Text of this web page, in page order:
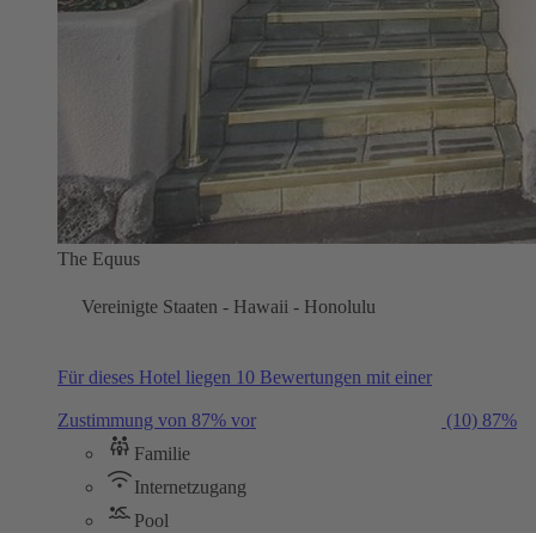
The Equus
Vereinigte Staaten - Hawaii - Honolulu
Für dieses Hotel liegen 10 Bewertungen mit einer
Zustimmung von 87% vor (10) 87%
Familie
Internetzugang
Pool